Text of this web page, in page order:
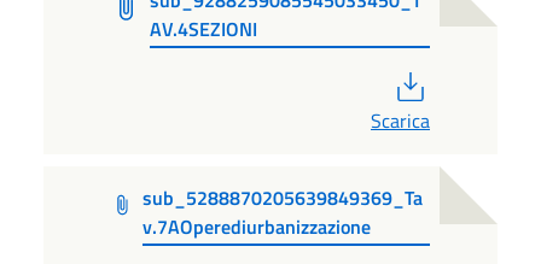
AV.4SEZIONI
Scarica
sub_5288870205639849369_Ta
v.7AOperediurbanizzazione